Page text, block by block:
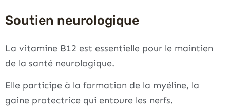
Soutien neurologique
La vitamine B12 est essentielle pour le maintien
de la santé neurologique.
Elle participe à la formation de la myéline, la
gaine protectrice qui entoure les nerfs.